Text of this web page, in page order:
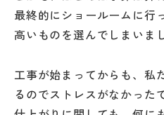
最終的にショールームに行
高いものを選んでしまいま
工事が始まってからも、私
るのでストレスがなかった